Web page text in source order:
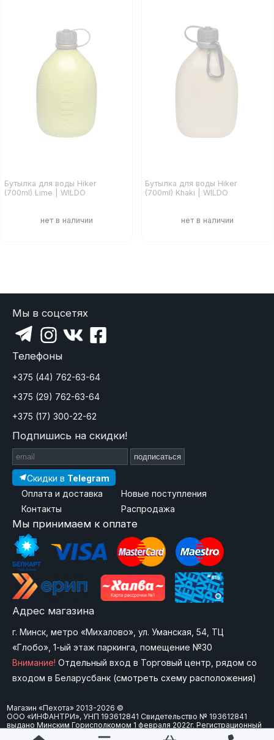
Бутылка для воды Hiker
(700ml) Lime | WILDO
Бутылка для воды Hiker
(700ml) Khaki | WILDO
Мы в соцсетях
Телефоны
+375 (44) 762-63-64
+375 (29) 762-63-64
+375 (17) 300-22-62
Подпишись на скидки!
подписаться
Скидки в Telegram
Оплата и доставка
Контакты
Новые поступления
Распродажа
Мы принимаем к оплате
Адрес магазина
г. Минск, метро «Михалово», ул. Уманская, 54, ТЦ
«Глобо», 1-ый этаж паркинга, помещение №30
Внимание! Отдельный вход в Торговый центр, рядом со
входом в Беларусбанк (смотреть схему расположения)
Магазин «Пехота» 2013-2026 ©
ООО «ИНФАНТРИ», УНП 193612841 Свидетельство № 193612841
выдано Минским Горисполкомом 1 февраля 2022г. Регистрационный
номер в Торговом реестре Республики Беларусь: 573747 от 15